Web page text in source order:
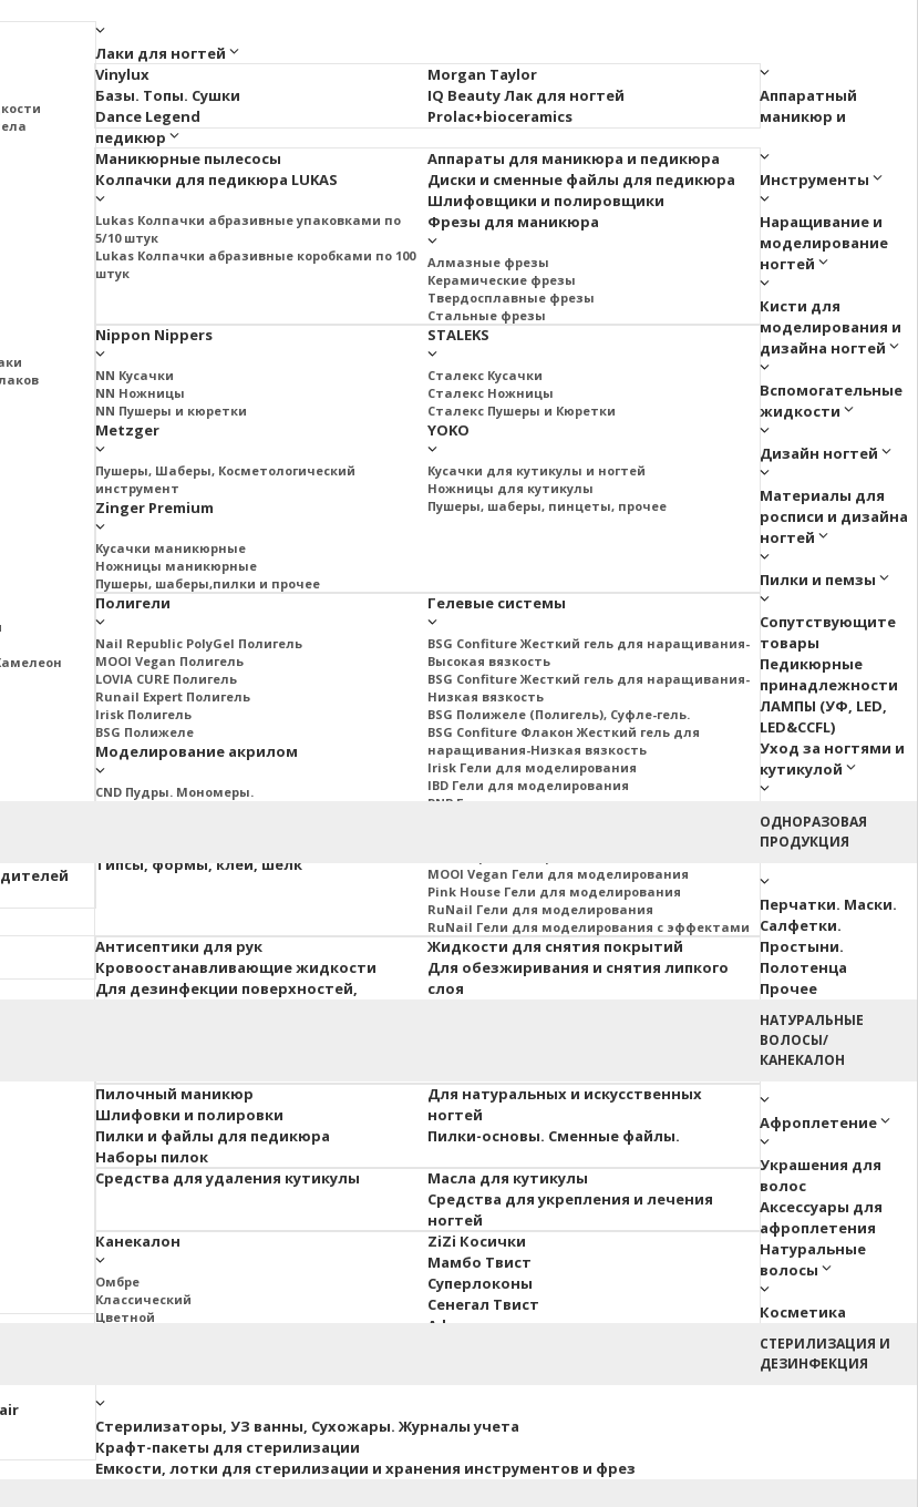
Лаки для ногтей
Morgan Taylor
Vinylux
IQ Beauty Лак для ногтей
Prolac+bioceramics
Базы. Топы. Сушки
Dance Legend
Аппаратный
маникюр и
педикюр
Аппараты для маникюра и педикюра
Маникюрные пылесосы
Диски и сменные файлы для педикюра
Колпачки для педикюра LUKAS
Lukas Колпачки абразивные упаковками по
5/10 штук
Lukas Колпачки абразивные коробками по 100
штук
Шлифовщики и полировщики
Фрезы для маникюра
Алмазные фрезы
Керамические фрезы
Твердосплавные фрезы
Стальные фрезы
Инструменты
STALEKS
Сталекс Кусачки
Сталекс Ножницы
Сталекс Пушеры и Кюретки
Nippon Nippers
NN Кусачки
NN Ножницы
NN Пушеры и кюретки
YOKO
Кусачки для кутикулы и ногтей
Ножницы для кутикулы
Пушеры, шаберы, пинцеты, прочее
Metzger
Пушеры, Шаберы, Косметологический
инструмент
Zinger Premium
Кусачки маникюрные
Ножницы маникюрные
Пушеры, шаберы,пилки и прочее
Наращивание и
моделирование
ногтей
Гелевые системы
BSG Confiture Жесткий гель для наращивания-
Высокая вязкость
BSG Confiture Жесткий гель для наращивания-
Низкая вязкость
BSG Полижеле (Полигель), Суфле-гель.
BSG Confiture Флакон Жесткий гель для
наращивания-Низкая вязкость
Irisk Гели для моделирования
IBD Гели для моделирования
PNB Гели для моделирования
MOOI Vegan Гели для моделирования
Pink House Гели для моделирования
RuNail Гели для моделирования
RuNail Гели для моделирования с эффектами
Полигели
Nail Republic PolyGel Полигель
MOOI Vegan Полигель
LOVIA CURE Полигель
Runail Expert Полигель
Irisk Полигель
BSG Полижеле
Моделирование акрилом
CND Пудры. Мономеры.
Типсы, формы, клей, шелк
Кисти для
моделирования и
дизайна ногтей
Вспомогательные
жидкости
Жидкости для снятия покрытий
Антисептики для рук
Для обезжиривания и снятия липкого
слоя
Кровоостанавливающие жидкости
Для дезинфекции поверхностей,
Дизайн ногтей
Материалы для
росписи и дизайна
ногтей
Пилки и пемзы
Для натуральных и искусственных
ногтей
Пилочный маникюр
Шлифовки и полировки
Пилки и файлы для педикюра
Пилки-основы. Сменные файлы.
Наборы пилок
Сопутствующите
товары
Педикюрные
принадлежности
ЛАМПЫ (УФ, LED,
LED&CCFL)
Уход за ногтями и
кутикулой
Масла для кутикулы
Средства для удаления кутикулы
Средства для укрепления и лечения
ногтей
ОДНОРАЗОВАЯ
ПРОДУКЦИЯ
Перчатки. Маски.
Салфетки.
Простыни.
Полотенца
Прочее
НАТУРАЛЬНЫЕ
ВОЛОСЫ/
КАНЕКАЛОН
Афроплетение
ZiZi Косички
Канекалон
Омбре
Классический
Цветной
Мамбо Твист
Суперлоконы
Сенегал Твист
Афрокосы
Украшения для
волос
Аксессуары для
афроплетения
Натуральные
волосы
Косметика
СТЕРИЛИЗАЦИЯ И
ДЕЗИНФЕКЦИЯ
Стерилизаторы, УЗ ванны, Сухожары. Журналы учета
Крафт-пакеты для стерилизации
Емкости, лотки для стерилизации и хранения инструментов и фрез